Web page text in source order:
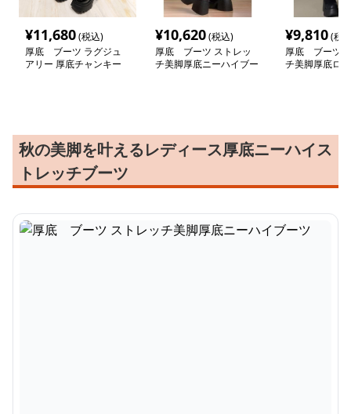
¥11,680(税込)
厚底 ブーツ ラグジュ
アリー 厚底チャンキー
¥10,620(税込)
厚底 ブーツ ストレッ
チ美脚厚底ニーハイブー
¥9,810(税
厚底 ブーツ
チ美脚厚底ロ
秋の美脚を叶えるレディース厚底ニーハイス
トレッチブーツ